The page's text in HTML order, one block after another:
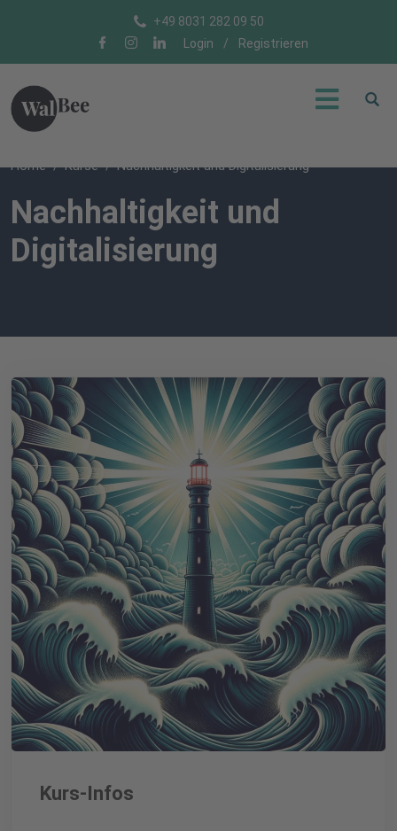
+49 8031 282 09 50
Login
/ Registrieren
Home Kurse Nachhaltigkeit und Digitalisierung
Nachhaltigkeit und
Digitalisierung
Kurs-Infos